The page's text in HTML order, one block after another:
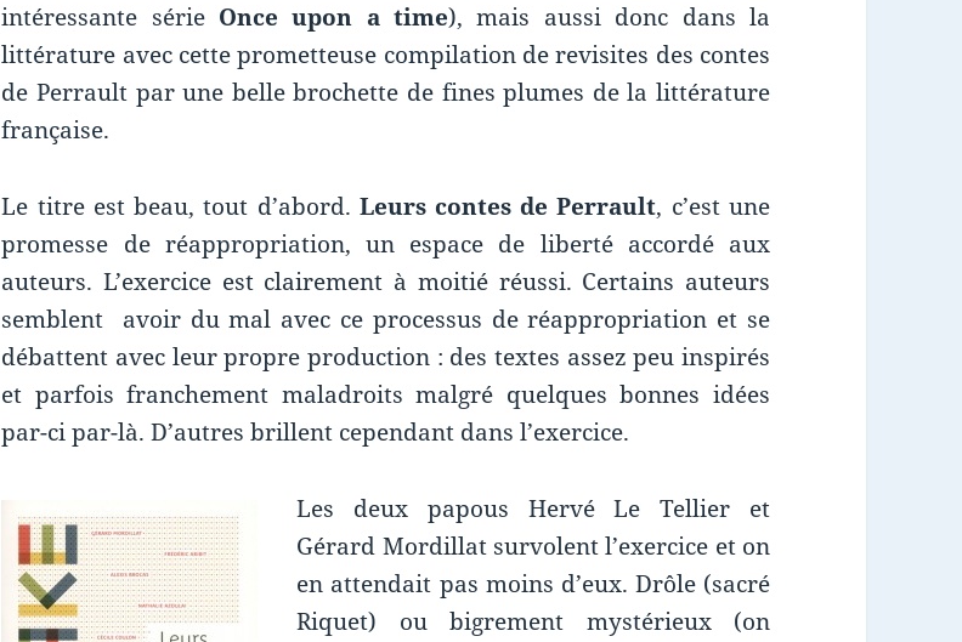
intéressante série Once upon a time), mais aussi donc dans la
littérature avec cette prometteuse compilation de revisites des contes
de Perrault par une belle brochette de fines plumes de la littérature
française.
Le titre est beau, tout d’abord. Leurs contes de Perrault, c’est une
promesse de réappropriation, un espace de liberté accordé aux
auteurs. L’exercice est clairement à moitié réussi. Certains auteurs
semblent avoir du mal avec ce processus de réappropriation et se
débattent avec leur propre production : des textes assez peu inspirés
et parfois franchement maladroits malgré quelques bonnes idées
par-ci par-là. D’autres brillent cependant dans l’exercice.
Les deux papous Hervé Le Tellier et
Gérard Mordillat survolent l’exercice et on
en attendait pas moins d’eux. Drôle (sacré
Riquet) ou bigrement mystérieux (on